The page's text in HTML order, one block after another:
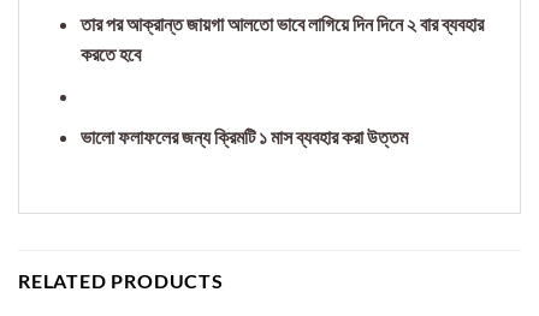
তার পর আক্রান্ত জায়গা আলতো ভাবে লাগিয়ে দিন দিনে ২ বার ব্যবহার
করতে হবে
ভালো ফলাফলের জন্য ক্রিমটি ১ মাস ব্যবহার করা উত্তম
RELATED PRODUCTS